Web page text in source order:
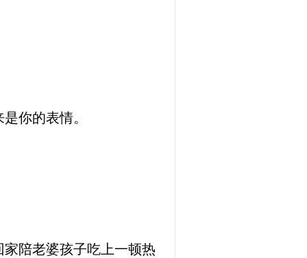
你的表情。
陪老婆孩子吃上一顿热